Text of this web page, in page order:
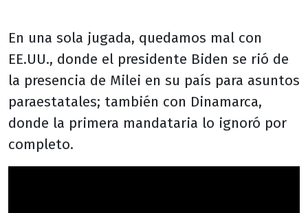
En una sola jugada, quedamos mal con
EE.UU., donde el presidente Biden se rió de
la presencia de Milei en su país para asuntos
paraestatales; también con Dinamarca,
donde la primera mandataria lo ignoró por
completo.